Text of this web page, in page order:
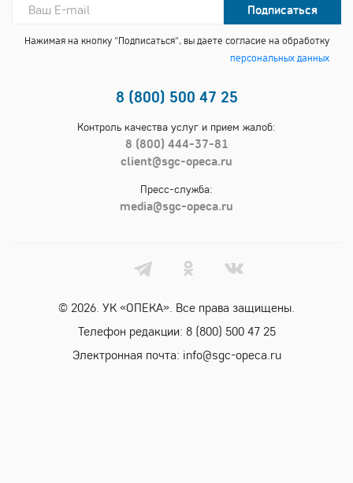
Подписаться
Нажимая на кнопку "Подписаться", вы даете согласие на обработку
персональных данных
8 (800) 500 47 25
Контроль качества услуг и прием жалоб:
8 (800) 444-37-81
client@sgc-opeca.ru
Пресс-служба:
media@sgc-opeca.ru
© 2026. УК «ОПЕКА». Все права защищены.
Телефон редакции: 8 (800) 500 47 25
Электронная почта: info@sgc-opeca.ru